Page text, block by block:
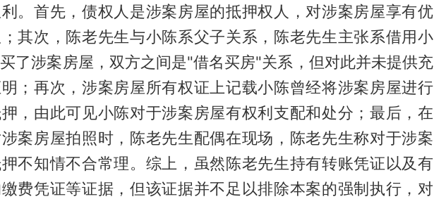
。首先，债权人是涉案房屋的抵押权人，对涉案房屋享有优
其次，陈老先生与小陈系父子关系，陈老先生主张系借用小
了涉案房屋，双方之间是"借名买房"关系，但对此并未提供充
；再次，涉案房屋所有权证上记载小陈曾经将涉案房屋进行
，由此可见小陈对于涉案房屋有权利支配和处分；最后，在
案房屋拍照时，陈老先生配偶在现场，陈老先生称对于涉案
不知情不合常理。综上，虽然陈老先生持有转账凭证以及有
费凭证等证据，但该证据并不足以排除本案的强制执行，对